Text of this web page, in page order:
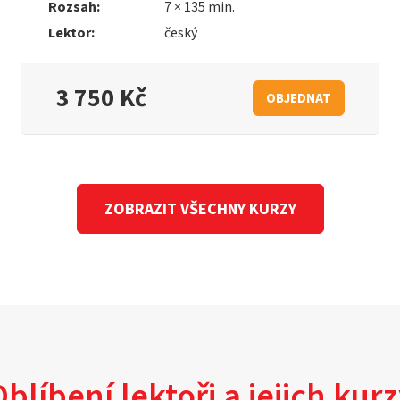
Rozsah:
7 × 135 min.
Lektor:
český
3 750 Kč OBJEDNAT
ZOBRAZIT VŠECHNY KURZY